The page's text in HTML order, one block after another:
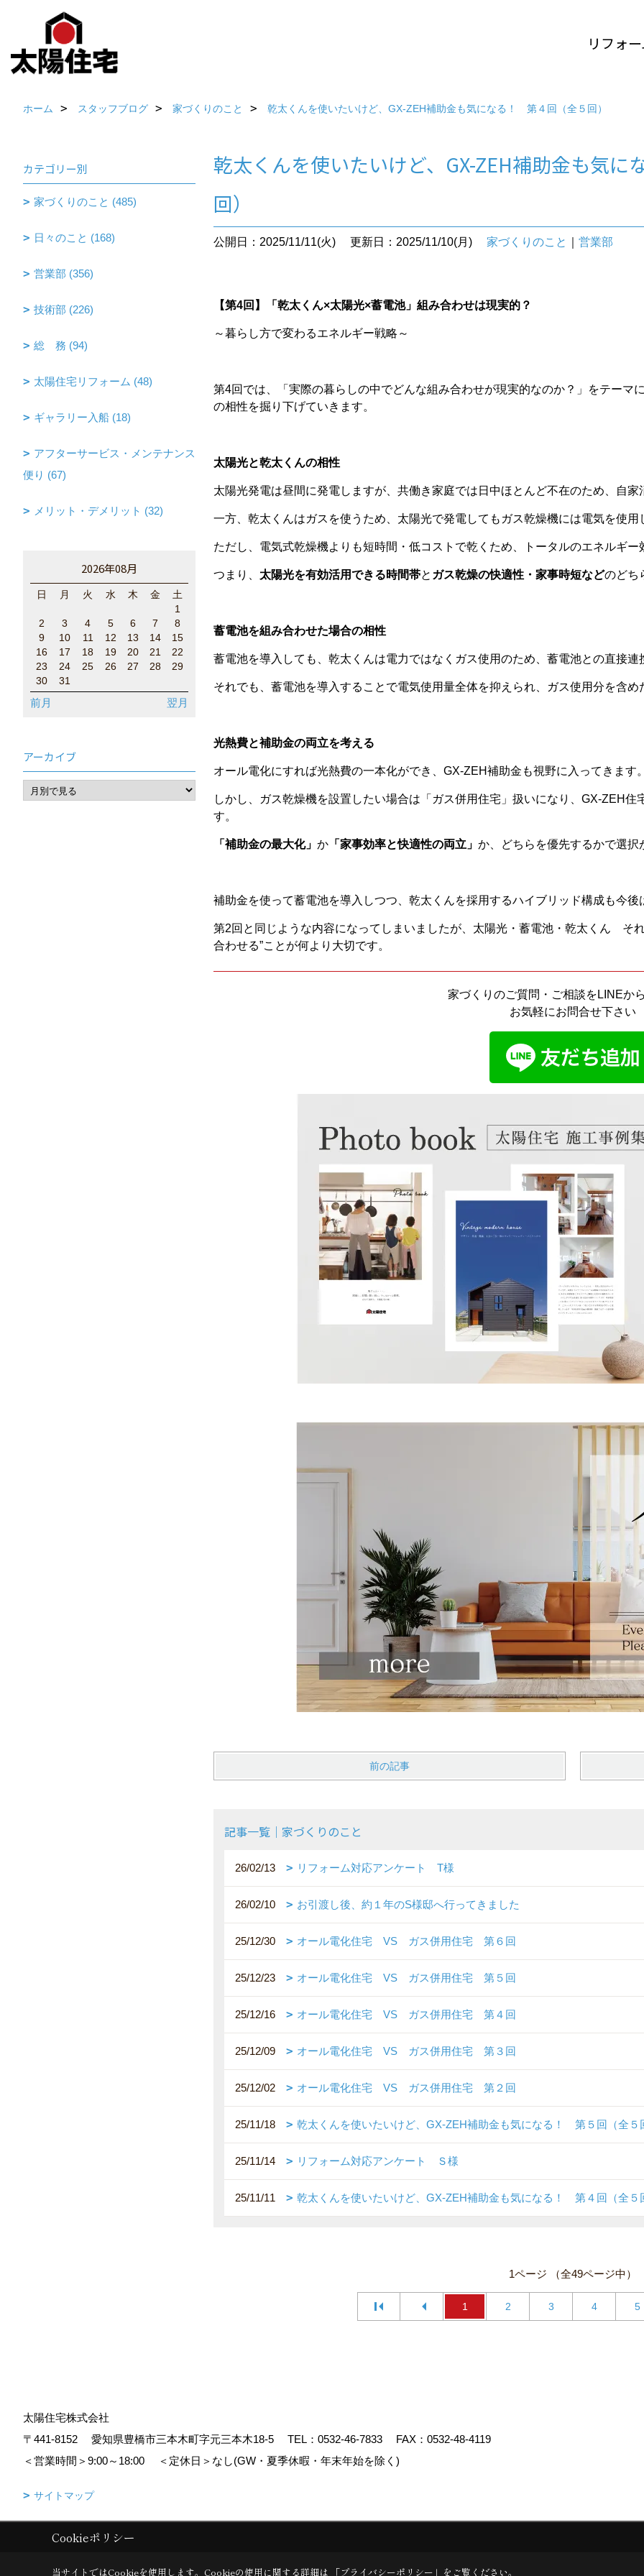
リフォ
ホーム スタッフブログ 家づくりのこと 乾太くんを使いたいけど、GX-ZEH補助金も気になる！ 第４回（全５回）
乾太くんを使いたいけど、GX-ZEH補助金も気
回）
公開日：2025/11/11(火) 更新日：2025/11/10(月) 家づくりのこと 営業部
【第4回】「乾太くん×太陽光×蓄電池」組み合わせは現実的？
～暮らし方で変わるエネルギー戦略～
第4回では、「実際の暮らしの中でどんな組み合わせが現実的なのか？」をテーマ
の相性を掘り下げていきます。
太陽光と乾太くんの相性
太陽光発電は昼間に発電しますが、共働き家庭では日中ほとんど不在のため、自
一方、乾太くんはガスを使うため、太陽光で発電してもガス乾燥機には電気を使用
ただし、電気式乾燥機よりも短時間・低コストで乾くため、トータルのエネルギ
つまり、 太陽光を有効活用できる時間帯と ガス乾燥の快適性・家事時短などのどち
蓄電池を組み合わせた場合の相性
蓄電池を導入しても、乾太くんは電力ではなくガス使用のため、蓄電池との直接連
それでも、蓄電池を導入することで電気使用量全体を抑えられ、ガス使用分を含
光熱費と補助金の両立を考える
オール電化にすれば光熱費の一本化ができ、GX-ZEH補助金も視野に入ってきます
しかし、ガス乾燥機を設置したい場合は「ガス併用住宅」扱いになり、GX-ZEH
す。
「補助金の最大化」 か 「家事効率と快適性の両立」 か、どちらを優先するかで選択
補助金を使って蓄電池を導入しつつ、乾太くんを採用するハイブリッド構成も今後
第2回と同じような内容になってしまいましたが、太陽光・蓄電池・乾太くん そ
合わせる”ことが何より大切です。
家づくりのご質問・ご相談をLINEか
お気軽にお問合せ下さい
前の記事
記事一覧｜家づくりのこと
26/02/13 リフォーム対応アンケート T様
26/02/10 お引渡し後、約１年のS様邸へ行ってきました
25/12/30 オール電化住宅 VS ガス併用住宅 第６回
25/12/23 オール電化住宅 VS ガス併用住宅 第５回
25/12/16 オール電化住宅 VS ガス併用住宅 第４回
25/12/09 オール電化住宅 VS ガス併用住宅 第３回
25/12/02 オール電化住宅 VS ガス併用住宅 第２回
25/11/18 乾太くんを使いたいけど、GX-ZEH補助金も気になる！ 第５回（全５
25/11/14 リフォーム対応アンケート Ｓ様
25/11/11 乾太くんを使いたいけど、GX-ZEH補助金も気になる！ 第４回（全５
1ページ （全49ページ中）
1 2 3 4 5
カテゴリー別
家づくりのこと (485)
日々のこと (168)
営業部 (356)
技術部 (226)
総 務 (94)
太陽住宅リフォーム (48)
ギャラリー入船 (18)
アフターサービス・メンテナンス
便り (67)
メリット・デメリット (32)
2026年08月
日 月 火 水 木 金
土
1
2
3 4 5 6 7
8
9
10 11 12 13 14
15
16
17 18 19 20 21
22
23
24 25 26 27 28
29
30
31
前月 翌月
アーカイブ
太陽住宅株式会社
〒441-8152
愛知県豊橋市三本木町字元三本木18-5 TEL： 0532-46-7833
FAX：0532-48-4119
＜営業時間＞9:00～18:00
＜定休日＞なし(GW・夏季休暇・年末年始を除く)
サイトマップ
Copyright (c) Taiyoujyutaku. All Rights Reserved.
Cookieポリシー
当サイトではCookieを使用します。 Cookieの使用に関する詳細は 「プライバシーポリシー 」をご覧ください。